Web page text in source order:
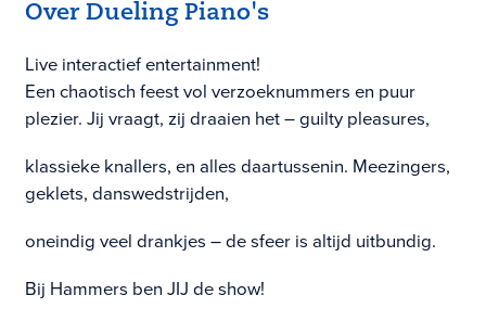
Over Dueling Piano's
Live interactief entertainment!
Een chaotisch feest vol verzoeknummers en puur
plezier. Jij vraagt, zij draaien het – guilty pleasures,
klassieke knallers, en alles daartussenin. Meezingers,
geklets, danswedstrijden,
oneindig veel drankjes – de sfeer is altijd uitbundig.
Bij Hammers ben JIJ de show!